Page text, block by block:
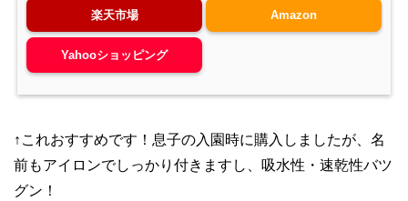
楽天市場 Amazon
Yahooショッピング
↑これおすすめです！息子の入園時に購入しましたが、名
前もアイロンでしっかり付きますし、吸水性・速乾性バツ
グン！